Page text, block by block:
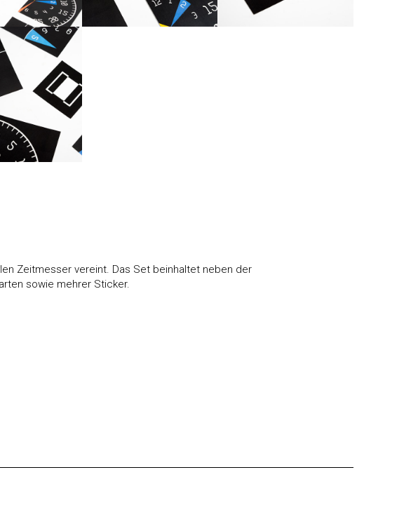
Zeitmesser vereint. Das Set beinhaltet neben der
sowie mehrer Sticker.